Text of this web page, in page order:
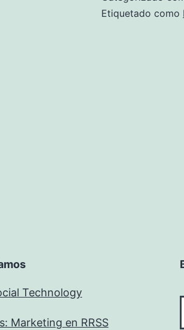
Etiquetado como
Technology
Marketing en RRSS